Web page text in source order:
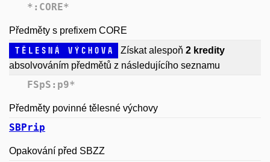
*:CORE*
Předměty s prefixem CORE
Tělesná výchova Získat alespoň 2 kredity
absolvováním předmětů z následujícího seznamu
FSpS:p9*
Předměty povinné tělesné výchovy
SBPrip
Opakování před SBZZ